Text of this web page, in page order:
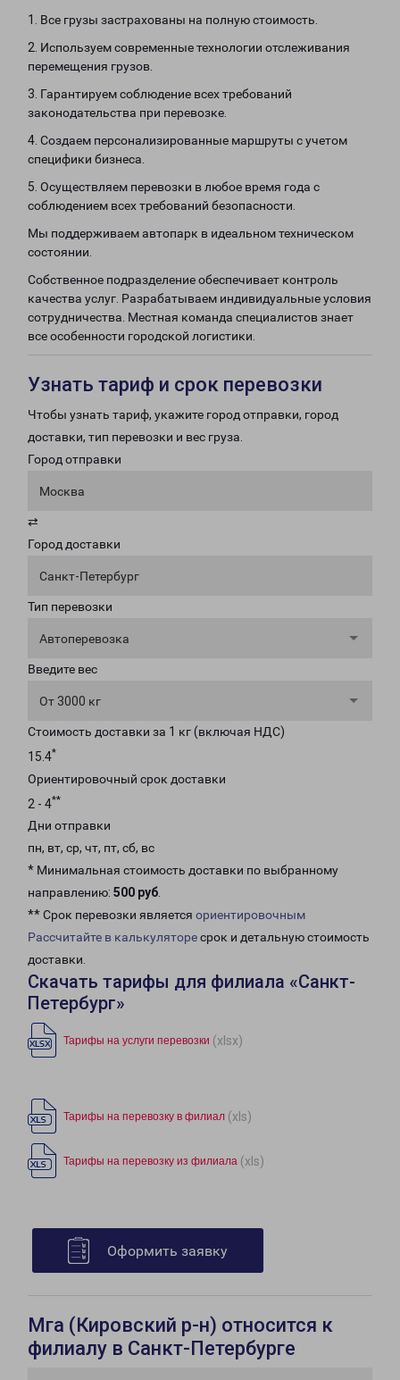
1. Все грузы застрахованы на полную стоимость.
2. Используем современные технологии отслеживания
перемещения грузов.
3. Гарантируем соблюдение всех требований
законодательства при перевозке.
4. Создаем персонализированные маршруты с учетом
специфики бизнеса.
5. Осуществляем перевозки в любое время года с
соблюдением всех требований безопасности.
Мы поддерживаем автопарк в идеальном техническом
состоянии.
Собственное подразделение обеспечивает контроль
качества услуг. Разрабатываем индивидуальные условия
сотрудничества. Местная команда специалистов знает
все особенности городской логистики.
Узнать тариф и срок перевозки
Чтобы узнать тариф, укажите город отправки, город
доставки, тип перевозки и вес груза.
Город отправки
Москва
⇄
Город доставки
Санкт-Петербург
Тип перевозки
Автоперевозка
Введите вес
От 3000 кг
Стоимость доставки за 1 кг (включая НДС)
15.4*
Ориентировочный срок доставки
2 - 4**
Дни отправки
пн, вт, ср, чт, пт, сб, вс
* Минимальная стоимость доставки по выбранному
направлению: 500 руб.
** Срок перевозки является ориентировочным
Рассчитайте в калькуляторесрок и детальную стоимость
доставки.
Скачать тарифы для филиала «Санкт-
Петербург»
Тарифы на услуги перевозки (xlsx)
Тарифы на перевозку в филиал (xls)
Тарифы на перевозку из филиала (xls)
Оформить заявку
Мга (Кировский р-н) относится к
филиалу в Санкт-Петербурге